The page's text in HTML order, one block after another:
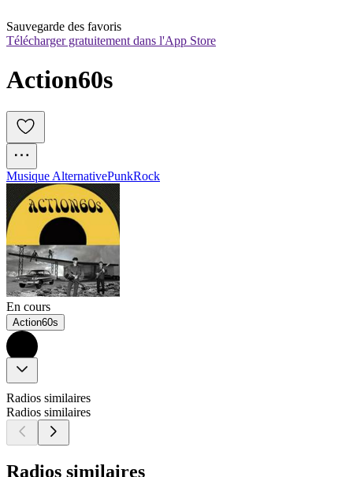
Sauvegarde des favoris
Télécharger gratuitement dans l'App Store
Action60s
Musique AlternativePunkRock
En cours
Action60s
Radios similaires
Radios similaires
Radios similaires